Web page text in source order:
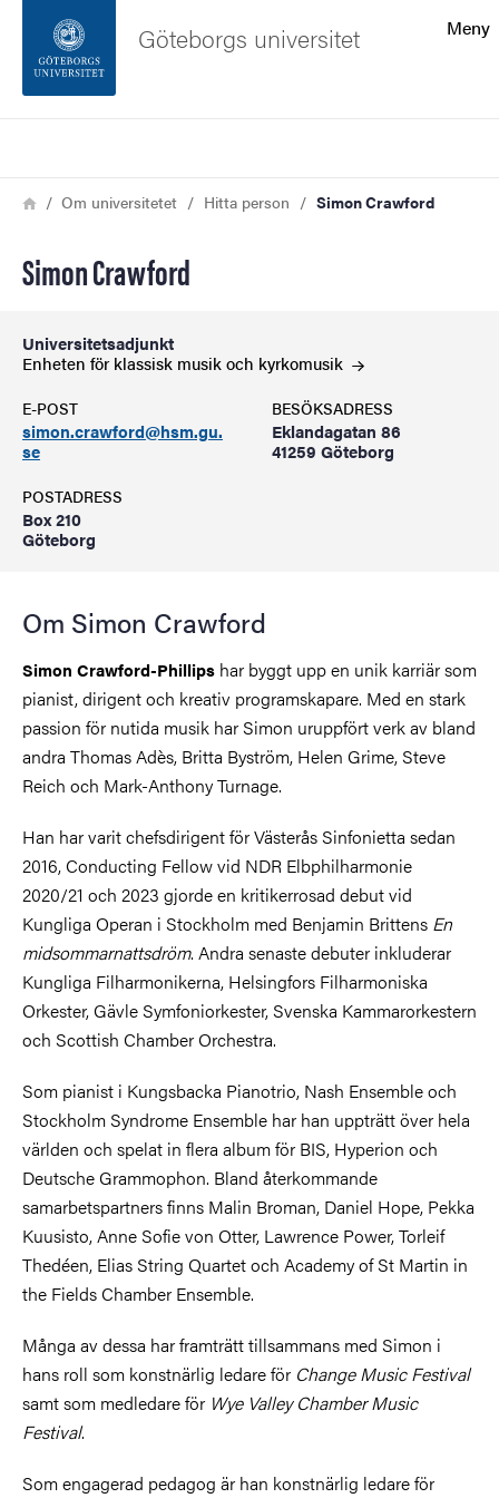
Sidfoten
Meny
Göteborgs universitet
Länkstig
HemOm universitetet Hitta person Simon Crawford
Simon Crawford
Universitetsadjunkt
Enheten för klassisk musik och kyrkomusik
E-POST
simon.crawford@hsm.gu.
se
BESÖKSADRESS
Eklandagatan 86
41259 Göteborg
POSTADRESS
Box 210
Göteborg
Om Simon Crawford
Simon Crawford-Phillips har byggt upp en unik karriär som
pianist, dirigent och kreativ programskapare. Med en stark
passion för nutida musik har Simon uruppfört verk av bland
andra Thomas Adès, Britta Byström, Helen Grime, Steve
Reich och Mark-Anthony Turnage.
Han har varit chefsdirigent för Västerås Sinfonietta sedan
2016, Conducting Fellow vid NDR Elbphilharmonie
2020/21 och 2023 gjorde en kritikerrosad debut vid
Kungliga Operan i Stockholm med Benjamin Brittens En
midsommarnattsdröm. Andra senaste debuter inkluderar
Kungliga Filharmonikerna, Helsingfors Filharmoniska
Orkester, Gävle Symfoniorkester, Svenska Kammarorkestern
och Scottish Chamber Orchestra.
Som pianist i Kungsbacka Pianotrio, Nash Ensemble och
Stockholm Syndrome Ensemble har han uppträtt över hela
världen och spelat in flera album för BIS, Hyperion och
Deutsche Grammophon. Bland återkommande
samarbetspartners finns Malin Broman, Daniel Hope, Pekka
Kuusisto, Anne Sofie von Otter, Lawrence Power, Torleif
Thedéen, Elias String Quartet och Academy of St Martin in
the Fields Chamber Ensemble.
Många av dessa har framträtt tillsammans med Simon i
hans roll som konstnärlig ledare för Change Music Festival
samt som medledare för Wye Valley Chamber Music
Festival.
Som engagerad pedagog är han konstnärlig ledare för